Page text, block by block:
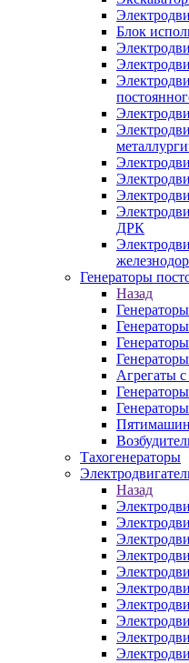
Блок
ДРК
Генераторы
Назад
Агрегаты
Тахогенераторы
Назад